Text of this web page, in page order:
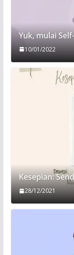
Yuk, mulai
10/01/2022
Kesepian:
28/12/2021